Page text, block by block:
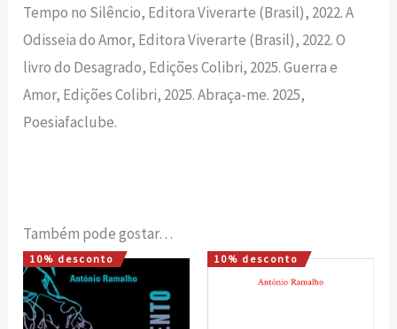
Tempo no Silêncio, Editora Viverarte (Brasil), 2022. A
Odisseia do Amor, Editora Viverarte (Brasil), 2022. O
livro do Desagrado, Edições Colibri, 2025. Guerra e
Amor, Edições Colibri, 2025. Abraça-me. 2025,
Poesiafaclube.
Também pode gostar…
10% desconto
O
preço
original
era:
O
preço
10% desconto
O
preço
O
preço